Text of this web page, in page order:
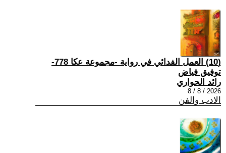
(10) العمل الفدائي في رواية -مجموعة عكا 778-
توفيق فياض
رائد الحواري
2026 / 8 / 8
الادب والفن